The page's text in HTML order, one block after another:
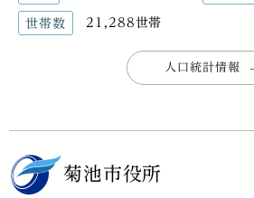
世帯数 21,288世帯
人口統計情報
菊池市役所